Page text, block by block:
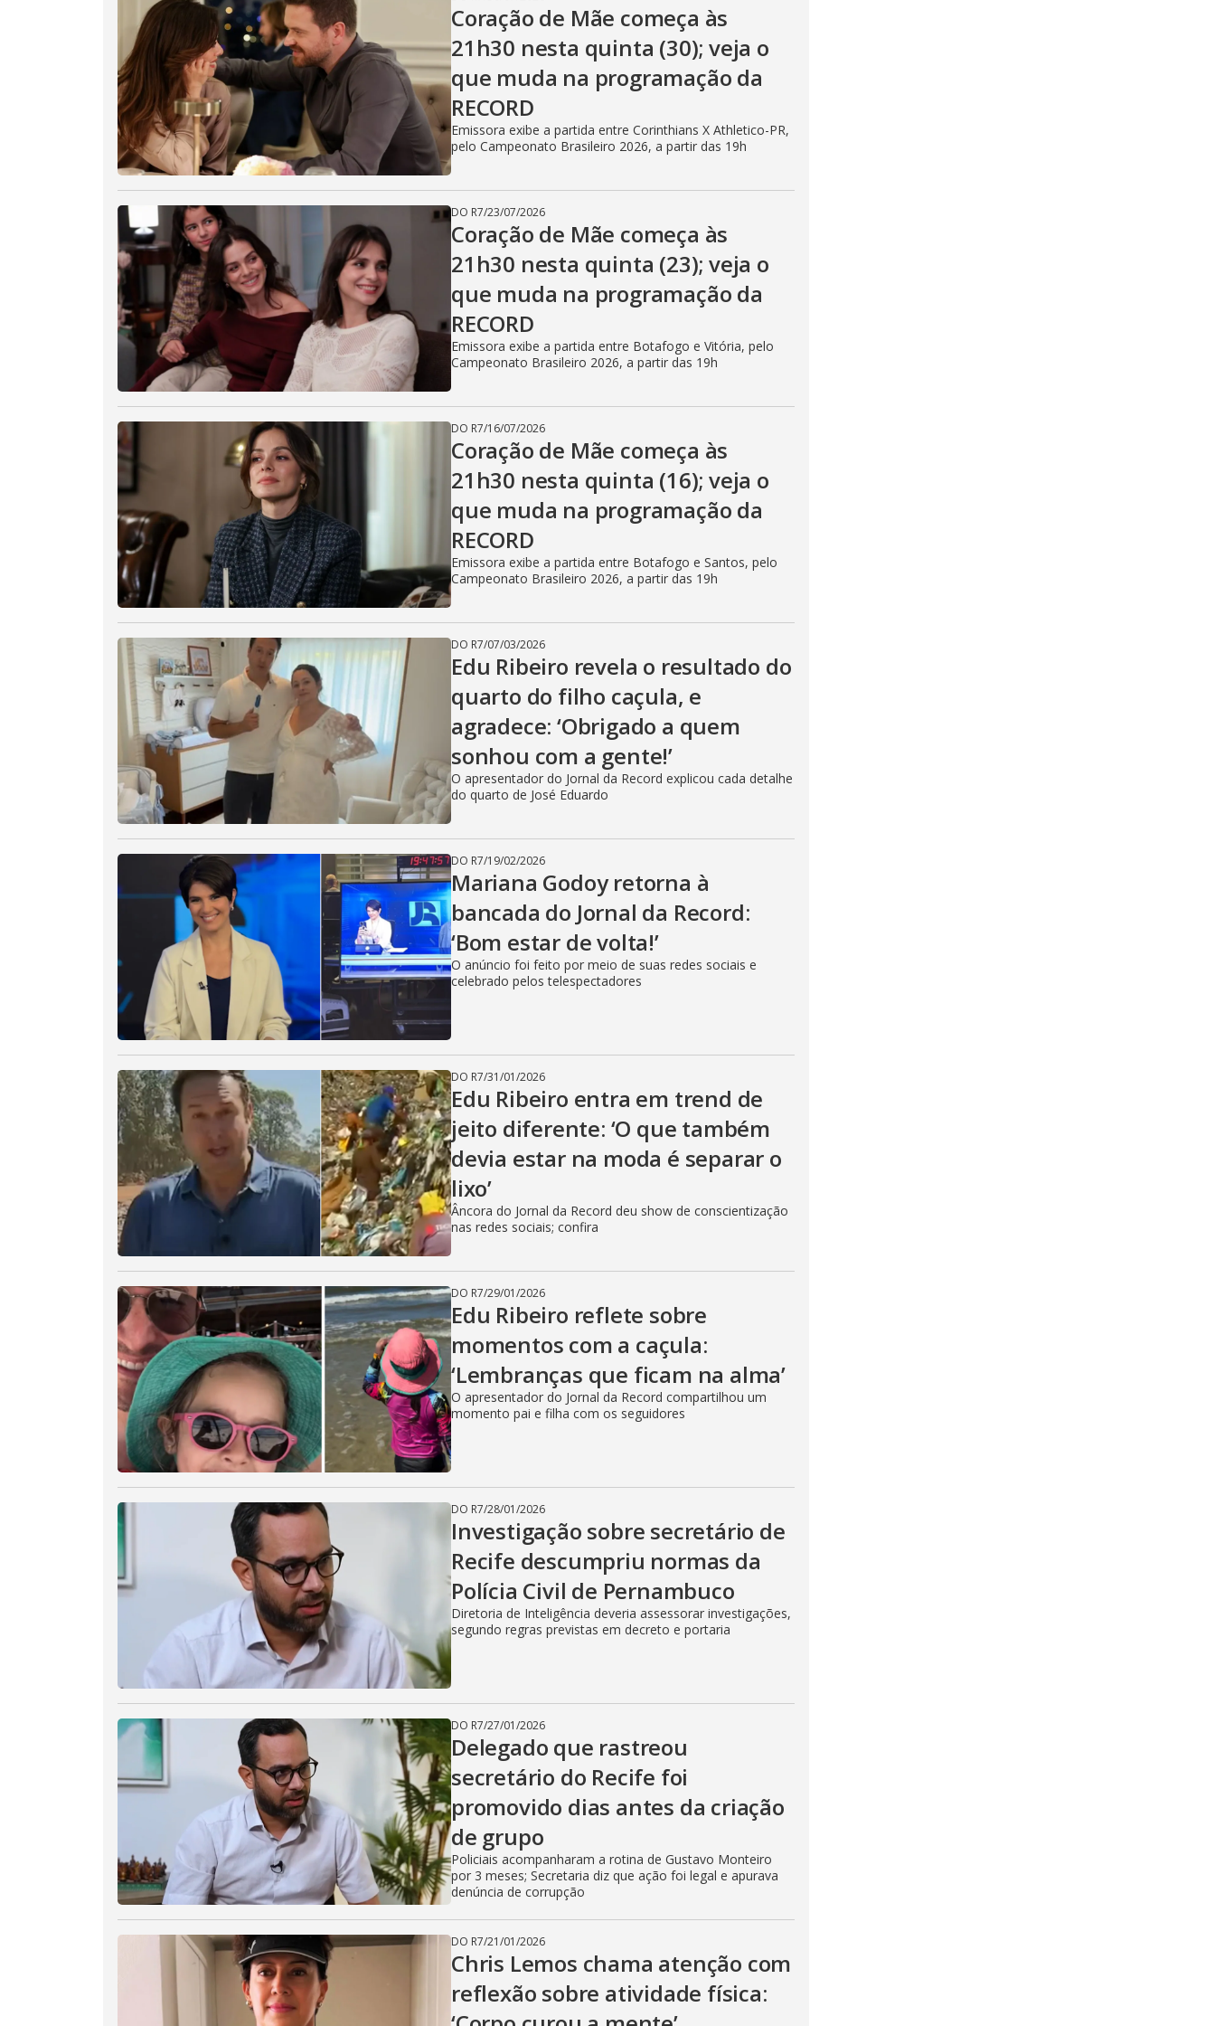
i
d
e
o
Coração de Mãe começa às
21h30 nesta quinta (30); veja o
que muda na programação da
RECORD
Emissora exibe a partida entre Corinthians X Athletico-PR,
pelo Campeonato Brasileiro 2026, a partir das 19h
DO R7/23/07/2026
Coração de Mãe começa às
21h30 nesta quinta (23); veja o
que muda na programação da
RECORD
Emissora exibe a partida entre Botafogo e Vitória, pelo
Campeonato Brasileiro 2026, a partir das 19h
DO R7/16/07/2026
Coração de Mãe começa às
21h30 nesta quinta (16); veja o
que muda na programação da
RECORD
Emissora exibe a partida entre Botafogo e Santos, pelo
Campeonato Brasileiro 2026, a partir das 19h
DO R7/07/03/2026
Edu Ribeiro revela o resultado do
quarto do filho caçula, e
agradece: ‘Obrigado a quem
sonhou com a gente!’
O apresentador do Jornal da Record explicou cada detalhe
do quarto de José Eduardo
DO R7/19/02/2026
Mariana Godoy retorna à
bancada do Jornal da Record:
‘Bom estar de volta!’
O anúncio foi feito por meio de suas redes sociais e
celebrado pelos telespectadores
DO R7/31/01/2026
Edu Ribeiro entra em trend de
jeito diferente: ‘O que também
devia estar na moda é separar o
lixo’
Âncora do Jornal da Record deu show de conscientização
nas redes sociais; confira
DO R7/29/01/2026
Edu Ribeiro reflete sobre
momentos com a caçula:
‘Lembranças que ficam na alma’
O apresentador do Jornal da Record compartilhou um
momento pai e filha com os seguidores
DO R7/28/01/2026
Investigação sobre secretário de
Recife descumpriu normas da
Polícia Civil de Pernambuco
Diretoria de Inteligência deveria assessorar investigações,
segundo regras previstas em decreto e portaria
DO R7/27/01/2026
Delegado que rastreou
secretário do Recife foi
promovido dias antes da criação
de grupo
Policiais acompanharam a rotina de Gustavo Monteiro
por 3 meses; Secretaria diz que ação foi legal e apurava
denúncia de corrupção
DO R7/21/01/2026
Chris Lemos chama atenção com
reflexão sobre atividade física: